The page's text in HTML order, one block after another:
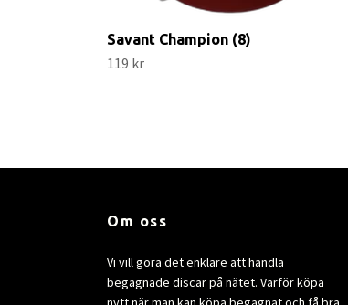
Savant Champion (8)
119 kr
Om oss
Vi vill göra det enklare att handla
begagnade discar på nätet. Varför köpa